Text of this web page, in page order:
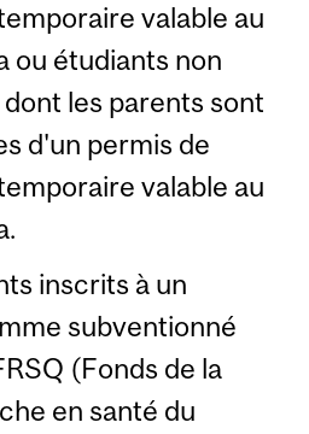
valable au
ou étudiants non
les parents sont
d'un permis de
valable au
inscrits à un
subventionné
(Fonds de la
en santé du